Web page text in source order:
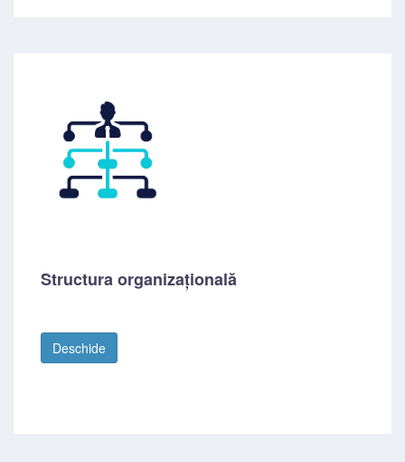
Structura organizațională
Deschide